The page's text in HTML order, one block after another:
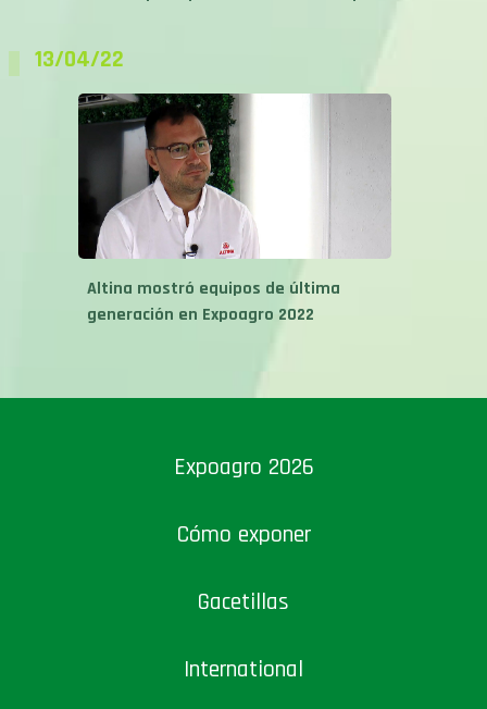
13/04/22
Altina mostró equipos de última
generación en Expoagro 2022
Expoagro 2026
Cómo exponer
Gacetillas
International